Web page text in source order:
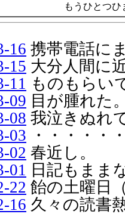
もうひとつ
16 携帯電話に
15 大分人間に
11 ものもらい
09 目が腫れた
08 我泣きぬれ
03 ・・・・・
02 春近し。
01 日記もまま
22 飴の土曜日
16 久々の読書